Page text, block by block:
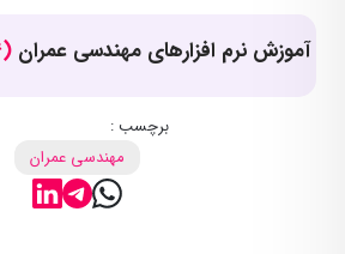
آموزش نرم افزارهای مهندسی عمران(14 نرم افزار اصلی)
برچسب :
مهندسی عمران